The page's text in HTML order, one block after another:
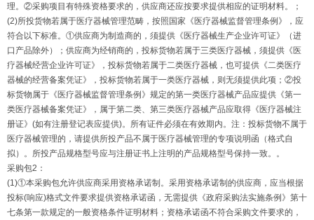
理。②采购项目有特殊资格要求的，供应商还应按要求提供相应的证明材料。；
(2)所投货物若属于医疗器械管理范畴，按照国家《医疗器械监督管理条例》，应
符合以下标准。①供应商为制造商的，须提供《医疗器械生产企业许可证》（进
口产品除外）；供应商为经销商的，投标货物若属于三类医疗器械，须提供《医
疗器械经营企业许可证》，投标货物若属于二类医疗器械，也可提供《二类医疗
器械的经营备案凭证》，投标货物若属于一类医疗器械，则无须提供此项；②投
标货物属于《医疗器械监督管理条例》规定的第一类医疗器械产品应提供《第一
类医疗器械备案凭证》，属于第二类、第三类医疗器械产品应取得《医疗器械注
册证》(如有注册登记表应提供)。所有证件必须在有效期内。注：投标货物不属于
医疗器械管理的，请提供所投产品不属于医疗器械管理的专项说明函（格式自
拟）。所投产品规格型号应与注册证书上注明的产品规格型号保持一致。。
采购包2：
(1)①本采购包允许供应商采用资格承诺制。采用资格承诺制的供应商，应当根据
投标(响应)格式文件要求提供资格承诺函，无需提供《政府采购法实施条例》第十
七条第一款规定的一般资格条件证明材料；资格承诺函不符合采购文件要求的，